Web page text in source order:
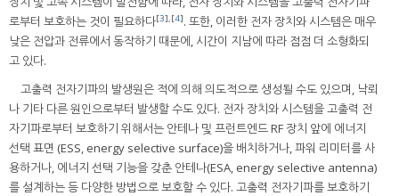
로부터 보호하는 것이 필요하다[3],[4]. 또한, 이러한 전자 장치와 시스템은 매우
낮은 전압과 전류에서 동작하기 때문에, 시간이 지남에 따라 점점 더 소형화되
고 있다.
고출력 전자기파의 발생원은 적에 의해 의도적으로 생성될 수도 있으며, 낙뢰
나 기타 다른 원인으로부터 발생할 수도 있다. 전자 장치와 시스템을 고출력 전
자기파로부터 보호하기 위해서는 안테나 및 프런트엔드 RF 장치 앞에 에너지
선택 표면 (ESS, energy selective surface)을 배치하거나, 파워 리미터를 사
용하거나, 에너지 선택 기능을 갖춘 안테나(ESA, energy selective antenna)
를 설계하는 등 다양한 방법으로 보호할 수 있다. 고출력 전자기파를 보호하기